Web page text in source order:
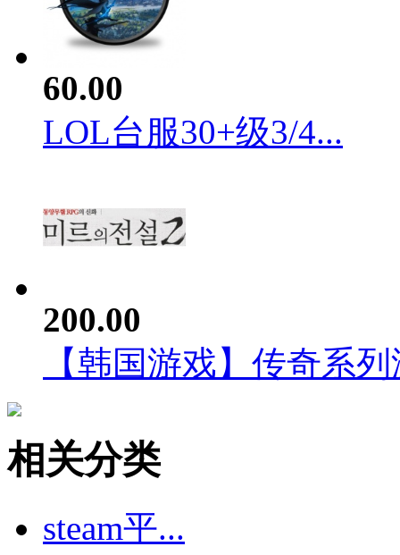
60.00
LOL台服30+级3/4...
200.00
【韩国游戏】传奇系
相关分类
steam平...